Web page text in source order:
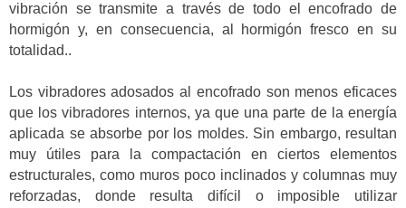
vibración se transmite a través de todo el encofrado de
hormigón y, en consecuencia, al hormigón fresco en su
totalidad..
Los vibradores adosados al encofrado son menos eficaces
que los vibradores internos, ya que una parte de la energía
aplicada se absorbe por los moldes. Sin embargo, resultan
muy útiles para la compactación en ciertos elementos
estructurales, como muros poco inclinados y columnas muy
reforzadas, donde resulta difícil o imposible utilizar